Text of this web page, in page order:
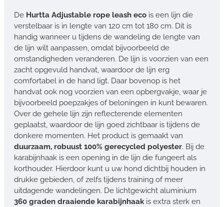
De Hurtta Adjustable rope leash eco is een lijn die
verstelbaar is in lengte van 120 cm tot 180 cm. Dit is
handig wanneer u tijdens de wandeling de lengte van
de lijn wilt aanpassen, omdat bijvoorbeeld de
omstandigheden veranderen. De lijn is voorzien van een
zacht opgevuld handvat, waardoor de lijn erg
comfortabel in de hand ligt. Daar bovenop is het
handvat ook nog voorzien van een opbergvakje, waar je
bijvoorbeeld poepzakjes of beloningen in kunt bewaren.
Over de gehele lijn zijn reflecterende elementen
geplaatst, waardoor de lijn goed zichtbaar is tijdens de
donkere momenten. Het product is gemaakt van
duurzaam, robuust 100% gerecycled polyester. Bij de
karabijnhaak is een opening in de lijn die fungeert als
korthouder. Hierdoor kunt u uw hond dichtbij houden in
drukke gebieden, of zelfs tijdens training of meer
uitdagende wandelingen. De lichtgewicht aluminium
360 graden draaiende karabijnhaakis extra sterk en